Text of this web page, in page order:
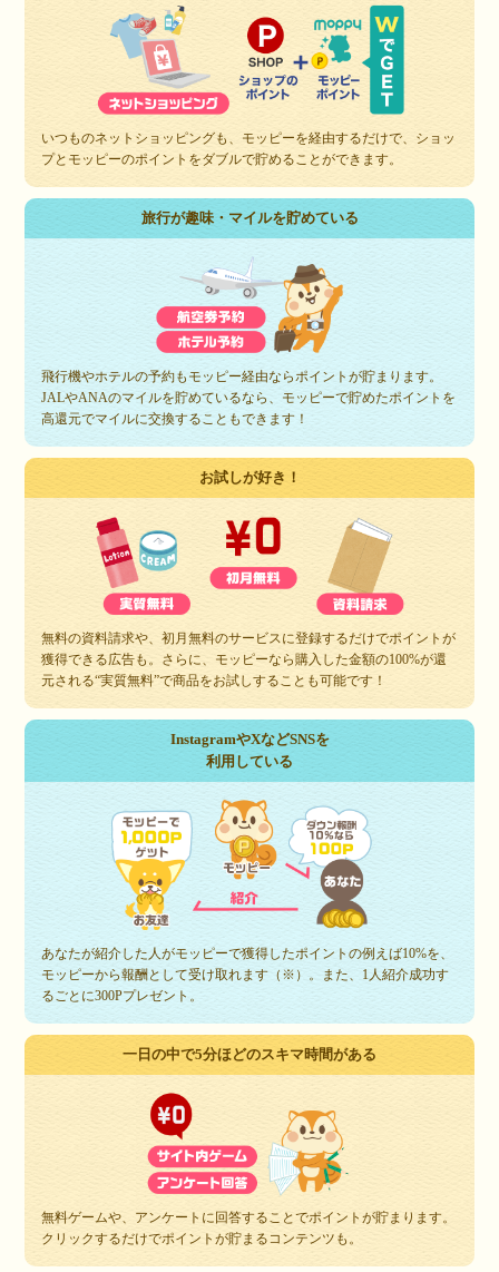
いつものネットショッピングも、モッピーを経由するだけで、ショッ
プとモッピーのポイントをダブルで貯めることができます。
旅行が趣味・マイルを貯めている
飛行機やホテルの予約もモッピー経由ならポイントが貯まります。
JALやANAのマイルを貯めているなら、モッピーで貯めたポイントを
高還元でマイルに交換することもできます！
お試しが好き！
無料の資料請求や、初月無料のサービスに登録するだけでポイントが
獲得できる広告も。さらに、モッピーなら購入した金額の100%が還
元される“実質無料”で商品をお試しすることも可能です！
InstagramやXなどSNSを
利用している
あなたが紹介した人がモッピーで獲得したポイントの例えば10%を、
モッピーから報酬として受け取れます（※）。また、1人紹介成功す
るごとに300Pプレゼント。
一日の中で5分ほどのスキマ時間がある
無料ゲームや、アンケートに回答することでポイントが貯まります。
クリックするだけでポイントが貯まるコンテンツも。